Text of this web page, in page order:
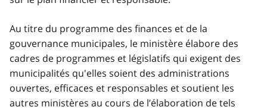
Au titre du programme des finances et de la
gouvernance municipales, le ministère élabore des
cadres de programmes et législatifs qui exigent des
municipalités qu'elles soient des administrations
ouvertes, efficaces et responsables et soutient les
autres ministères au cours de l’élaboration de tels